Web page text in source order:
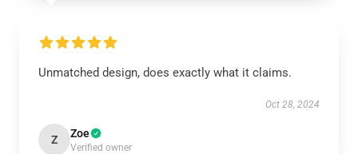
Unmatched design, does exactly what it claims.
Oct 28, 2024
Z Zoe
Verified owner